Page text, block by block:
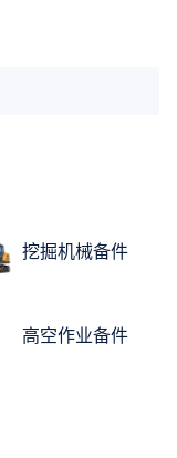
挖掘机械备件
高空作业备件